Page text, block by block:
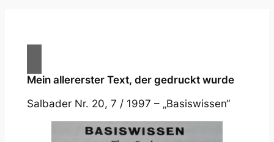
Mein allererster Text, der gedruckt wurde
Salbader Nr. 20, 7 / 1997 – „Basiswissen“